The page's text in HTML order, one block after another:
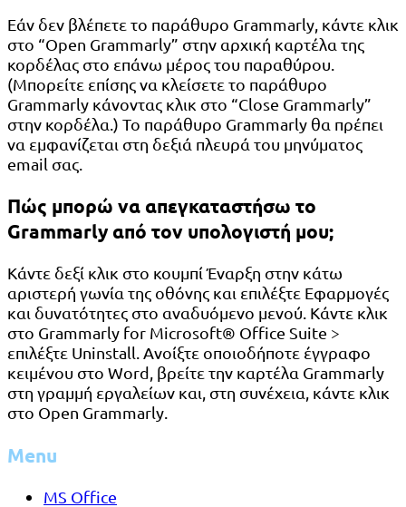
Εάν δεν βλέπετε το παράθυρο Grammarly, κάντε κλικ
στο “Open Grammarly” στην αρχική καρτέλα της
κορδέλας στο επάνω μέρος του παραθύρου.
(Μπορείτε επίσης να κλείσετε το παράθυρο
Grammarly κάνοντας κλικ στο “Close Grammarly”
στην κορδέλα.) Το παράθυρο Grammarly θα πρέπει
να εμφανίζεται στη δεξιά πλευρά του μηνύματος
email σας.
Πώς μπορώ να απεγκαταστήσω το
Grammarly από τον υπολογιστή μου;
Κάντε δεξί κλικ στο κουμπί Έναρξη στην κάτω
αριστερή γωνία της οθόνης και επιλέξτε Εφαρμογές
και δυνατότητες στο αναδυόμενο μενού. Κάντε κλικ
στο Grammarly for Microsoft® Office Suite >
επιλέξτε Uninstall. Ανοίξτε οποιοδήποτε έγγραφο
κειμένου στο Word, βρείτε την καρτέλα Grammarly
στη γραμμή εργαλείων και, στη συνέχεια, κάντε κλικ
στο Open Grammarly.
Menu
MS Office